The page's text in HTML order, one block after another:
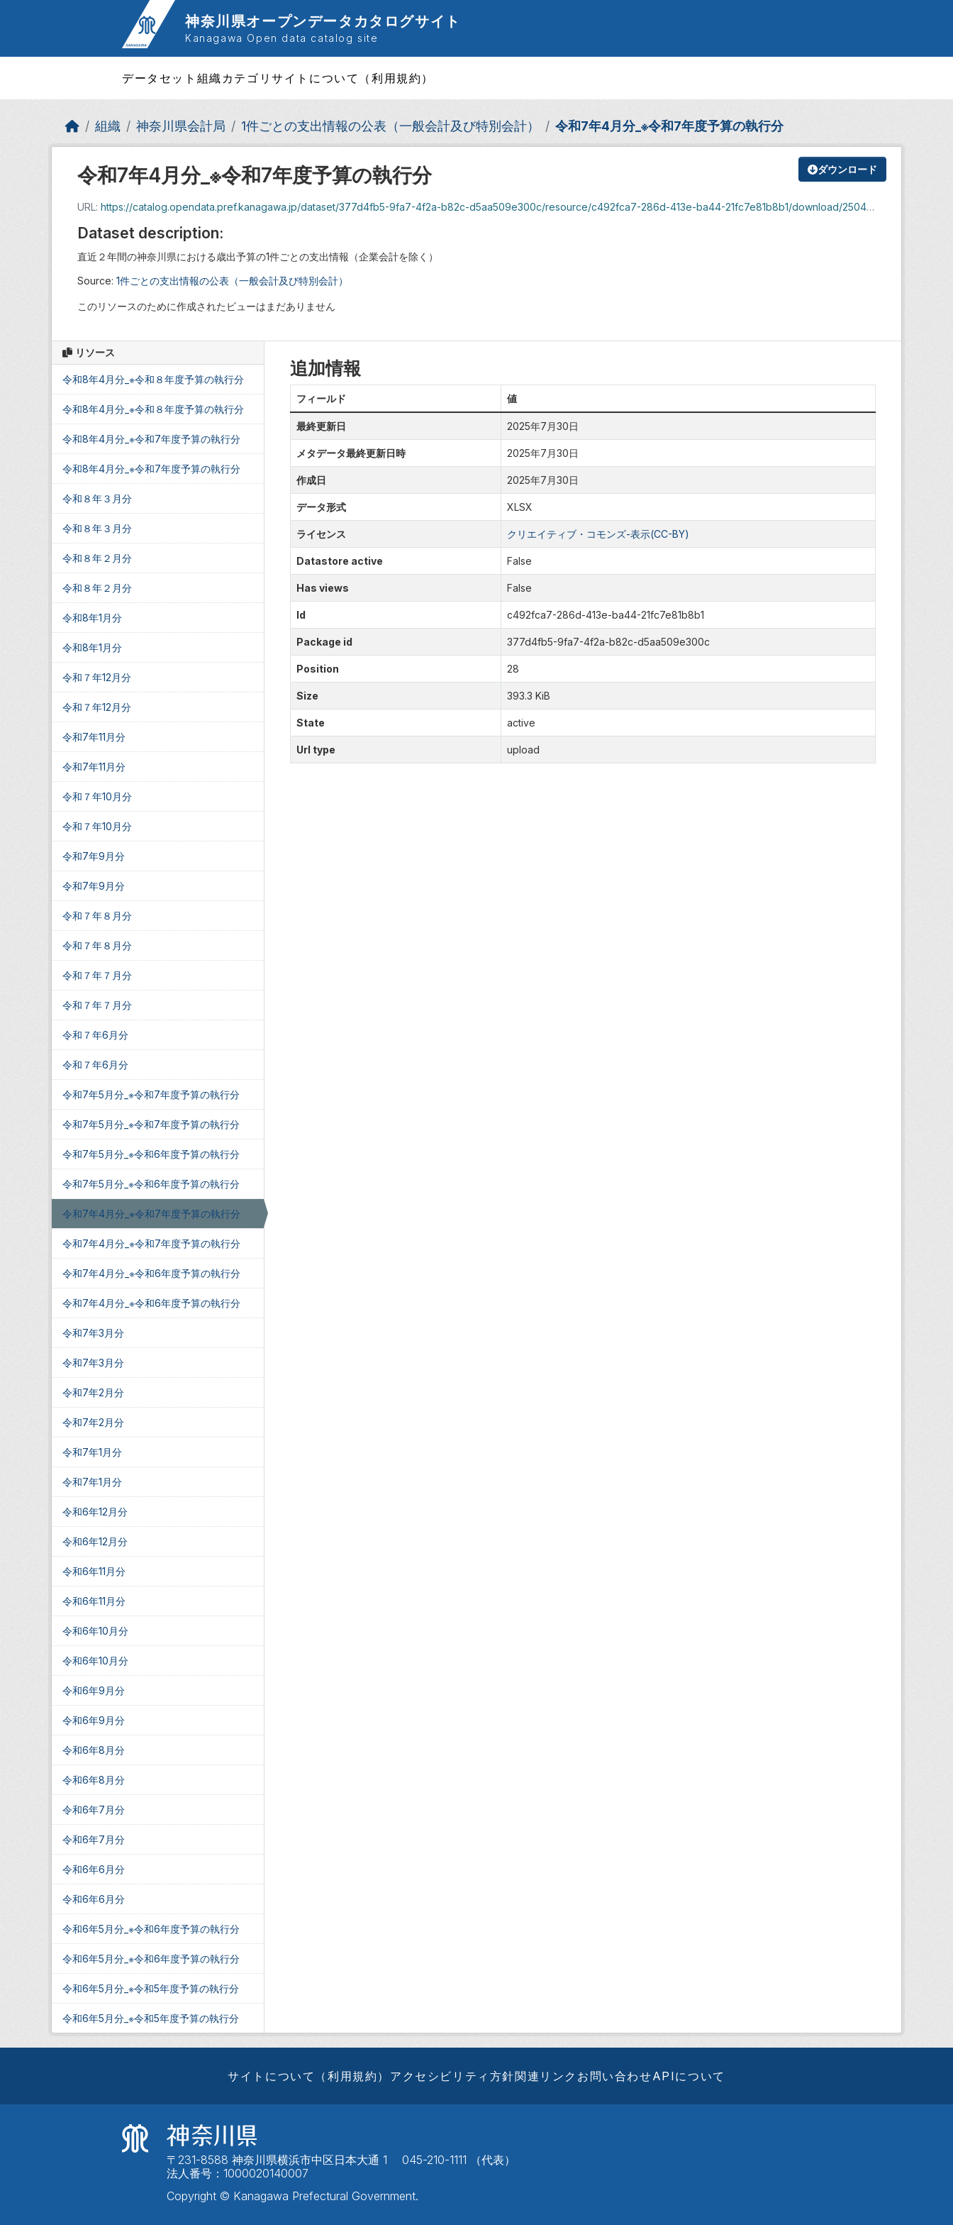
神奈川県オープンデータカタログサイト
Kanagawa Open data catalog site
データセット 組織 カテゴリサイトについて（利用規約）
組織 神奈川県会計局 1件ごとの支出情報の公表（一般会計及び特別会計） 令和7年4月分_※令和7年度予算の執行分
ダウンロード
令和7年4月分_※令和7年度予算の執行分
URL: https://catalog.opendata.pref.kanagawa.jp/dataset/377d4fb5-9fa7-4f2a-b82c-d5aa509e300c/resource/c492fca7-286d-413e-ba44-21fc7e81b8b1/download/2504_1.xlsx
Dataset description:
直近２年間の神奈川県における歳出予算の1件ごとの支出情報（企業会計を除く）
Source: 1件ごとの支出情報の公表（一般会計及び特別会計）
このリソースのために作成されたビューはまだありません
リソース
令和8年4月分_※令和８年度予算の執行分
令和8年4月分_※令和８年度予算の執行分
令和8年4月分_※令和7年度予算の執行分
令和8年4月分_※令和7年度予算の執行分
令和８年３月分
令和８年３月分
令和８年２月分
令和８年２月分
令和8年1月分
令和8年1月分
令和７年12月分
令和７年12月分
令和7年11月分
令和7年11月分
令和７年10月分
令和７年10月分
令和7年9月分
令和7年9月分
令和７年８月分
令和７年８月分
令和７年７月分
令和７年７月分
令和７年6月分
令和７年6月分
令和7年5月分_※令和7年度予算の執行分
令和7年5月分_※令和7年度予算の執行分
令和7年5月分_※令和6年度予算の執行分
令和7年5月分_※令和6年度予算の執行分
令和7年4月分_※令和7年度予算の執行分
令和7年4月分_※令和7年度予算の執行分
令和7年4月分_※令和6年度予算の執行分
令和7年4月分_※令和6年度予算の執行分
令和7年3月分
令和7年3月分
令和7年2月分
令和7年2月分
令和7年1月分
令和7年1月分
令和6年12月分
令和6年12月分
令和6年11月分
令和6年11月分
令和6年10月分
令和6年10月分
令和6年9月分
令和6年9月分
令和6年8月分
令和6年8月分
令和6年7月分
令和6年7月分
令和6年6月分
令和6年6月分
令和6年5月分_※令和6年度予算の執行分
令和6年5月分_※令和6年度予算の執行分
令和6年5月分_※令和5年度予算の執行分
令和6年5月分_※令和5年度予算の執行分
追加情報
フィールド 値
最終更新日 2025年7月30日
メタデータ最終更新日時 2025年7月30日
作成日 2025年7月30日
データ形式 XLSX
ライセンス クリエイティブ・コモンズ-表示(CC-BY)
Datastore active False
Has views False
Id c492fca7-286d-413e-ba44-21fc7e81b8b1
Package id 377d4fb5-9fa7-4f2a-b82c-d5aa509e300c
Position 28
Size 393.3 KiB
State active
Url type upload
サイトについて（利用規約） アクセシビリティ方針関連リンク お問い合わせAPIについて
〒231-8588 神奈川県横浜市中区日本大通 1 045-210-1111 （代表）
法人番号：1000020140007
Copyright © Kanagawa Prefectural Government.